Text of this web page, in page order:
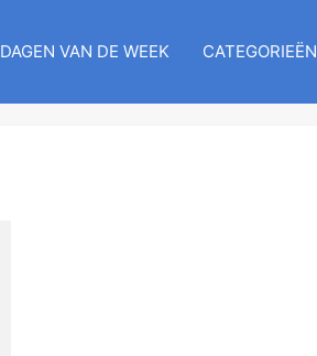
DAGEN VAN DE WEEK CATEGORIEËN